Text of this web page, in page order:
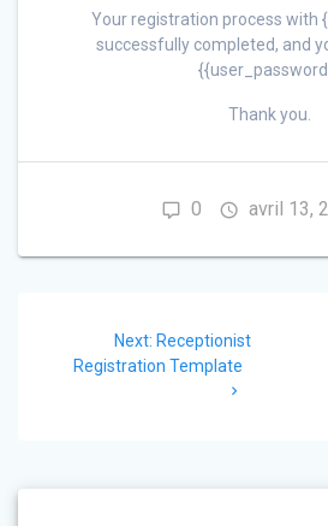
Your registration process with
successfully completed, and
Thank you.
0 avril 13,
Next: Next
post:
Receptionist
Registration Template